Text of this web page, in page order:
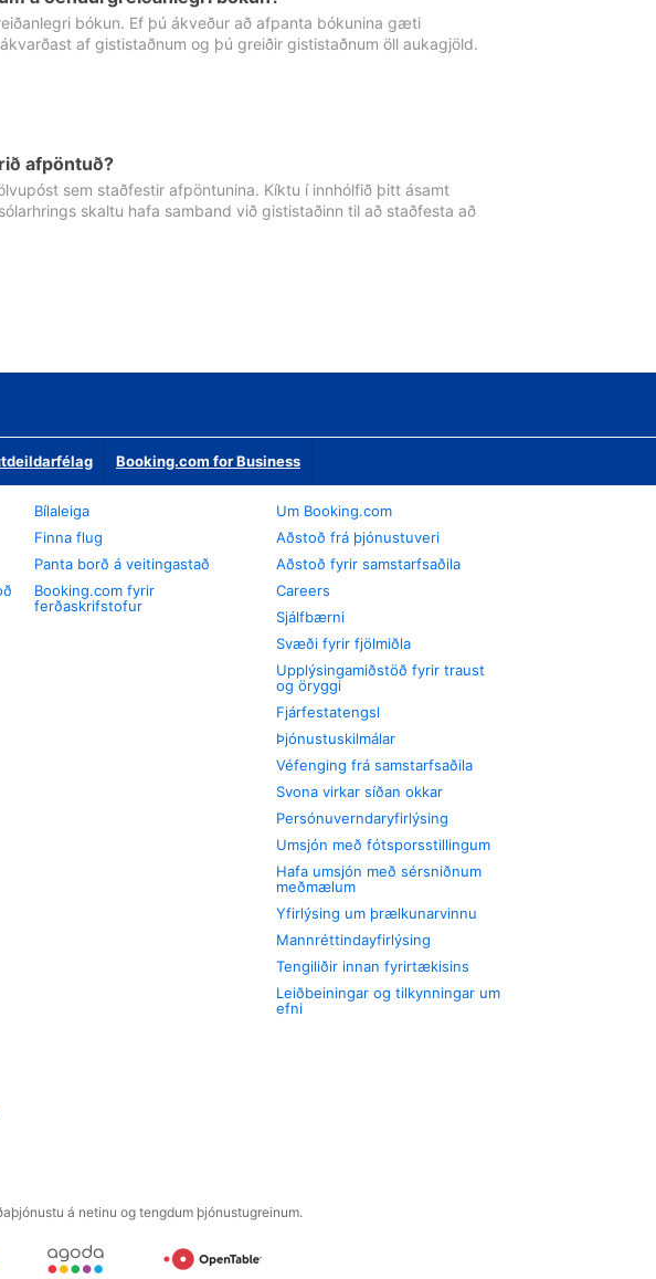
bókun. Ef þú ákveður að afpanta bókunina gæti
af gististaðnum og þú greiðir gististaðnum öll aukagjöld.
afpöntuð?
sem staðfestir afpöntunina. Kíktu í innhólfið þitt ásamt
skaltu hafa samband við gististaðinn til að staðfesta að
Booking.com for Business
Bílaleiga
Finna flug
Panta borð á veitingastað
Booking.com fyrir
ferðaskrifstofur
Um Booking.com
Aðstoð frá þjónustuveri
Aðstoð fyrir samstarfsaðila
Careers
Sjálfbærni
Svæði fyrir fjölmiðla
Upplýsingamiðstöð fyrir traust
og öryggi
Fjárfestatengsl
Þjónustuskilmálar
Véfenging frá samstarfsaðila
Svona virkar síðan okkar
Persónuverndaryfirlýsing
Umsjón með fótsporsstillingum
Hafa umsjón með sérsniðnum
meðmælum
Yfirlýsing um þrælkunarvinnu
Mannréttindayfirlýsing
Tengiliðir innan fyrirtækisins
Leiðbeiningar og tilkynningar um
efni
á netinu og tengdum þjónustugreinum.